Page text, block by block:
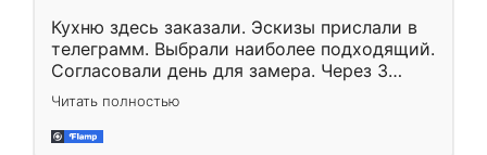
Кухню здесь заказали. Эскизы прислали в
телеграмм. Выбрали наиболее подходящий.
Согласовали день для замера. Через 3
недели кухня была уже готова. Остались
довольны работой. Спасибо Ренессанс
мебель за качественную работу!
Читать полностью